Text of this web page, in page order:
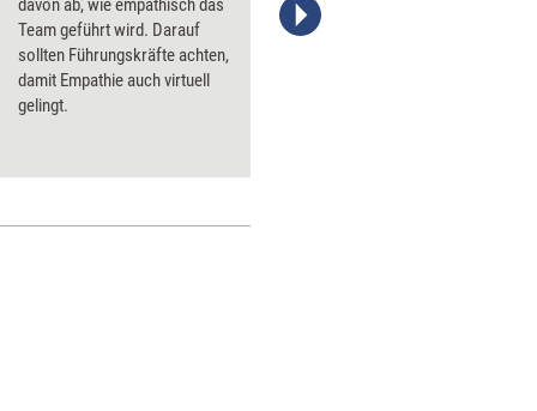
davon ab, wie empathisch das
Team geführt wird. Darauf
sollten Führungskräfte achten,
damit Empathie auch virtuell
gelingt.
managerSeminare Verlags GmbH